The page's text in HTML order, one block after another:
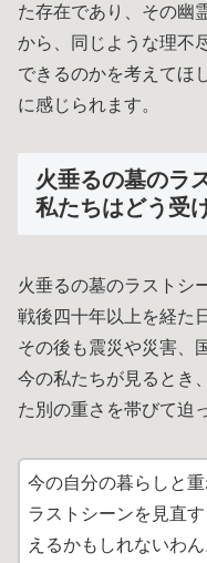
た存在であり、その幽
から、同じような理不
できるのかを考えてほ
に感じられます。
火垂るの墓のラ
私たちはどう受
火垂るの墓のラストシ
戦後四十年以上を経た
その後も震災や災害、
今の私たちが見るとき
た別の重さを帯びて迫
今の自分の暮らしと
ラストシーンを見直
えるかもしれないわん